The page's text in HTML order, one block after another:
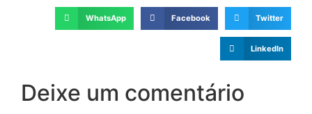
WhatsApp Facebook Twitter
LinkedIn
Deixe um comentário